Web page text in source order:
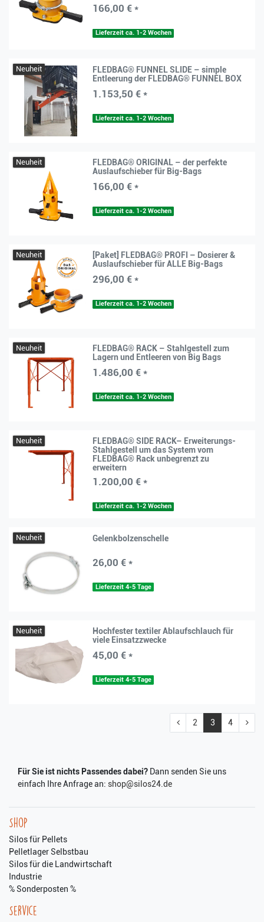
166,00 € *
Lieferzeit ca. 1-2 Wochen
Neuheit
FLEDBAG® FUNNEL SLIDE – simple
Entleerung der FLEDBAG® FUNNEL BOX
1.153,50 € *
Lieferzeit ca. 1-2 Wochen
Neuheit
FLEDBAG® ORIGINAL – der perfekte
Auslaufschieber für Big-Bags
166,00 € *
Lieferzeit ca. 1-2 Wochen
Neuheit
[Paket] FLEDBAG® PROFI – Dosierer &
Auslaufschieber für ALLE Big-Bags
296,00 € *
Lieferzeit ca. 1-2 Wochen
Neuheit
FLEDBAG® RACK – Stahlgestell zum
Lagern und Entleeren von Big Bags
1.486,00 € *
Lieferzeit ca. 1-2 Wochen
Neuheit
FLEDBAG® SIDE RACK– Erweiterungs-
Stahlgestell um das System vom
FLEDBAG® Rack unbegrenzt zu
erweitern
1.200,00 € *
Lieferzeit ca. 1-2 Wochen
Neuheit Gelenkbolzenschelle
26,00 € *
Lieferzeit 4-5 Tage
Neuheit
Hochfester textiler Ablaufschlauch für
viele Einsatzzwecke
45,00 € *
Lieferzeit 4-5 Tage
2 3 4
Für Sie ist nichts Passendes dabei? Dann senden Sie uns
einfach Ihre Anfrage an: shop@silos24.de
Shop
Silos für Pellets
Pelletlager Selbstbau
Silos für die Landwirtschaft
Industrie
% Sonderposten %
Service